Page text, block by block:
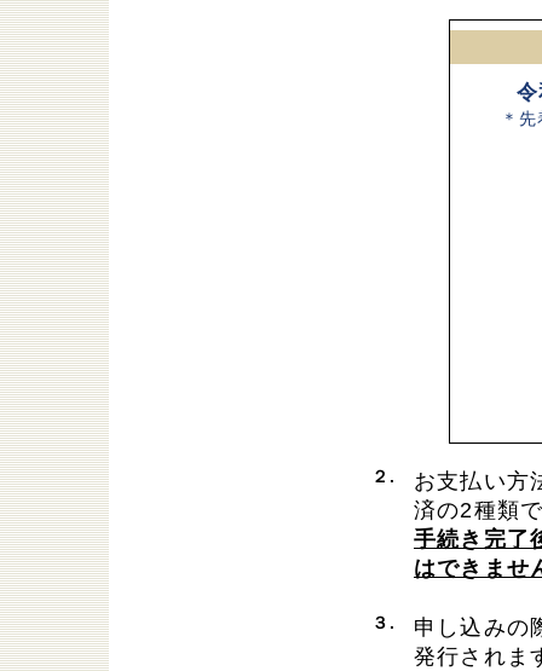
＊
２.
お支払い方
済の2種類
手続き完了
はできませ
３.
申し込みの
発行されま